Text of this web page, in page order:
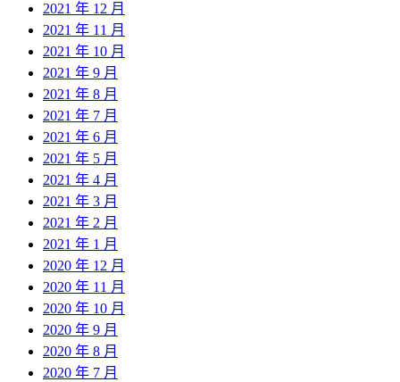
2021 年 12 月
2021 年 11 月
2021 年 10 月
2021 年 9 月
2021 年 8 月
2021 年 7 月
2021 年 6 月
2021 年 5 月
2021 年 4 月
2021 年 3 月
2021 年 2 月
2021 年 1 月
2020 年 12 月
2020 年 11 月
2020 年 10 月
2020 年 9 月
2020 年 8 月
2020 年 7 月